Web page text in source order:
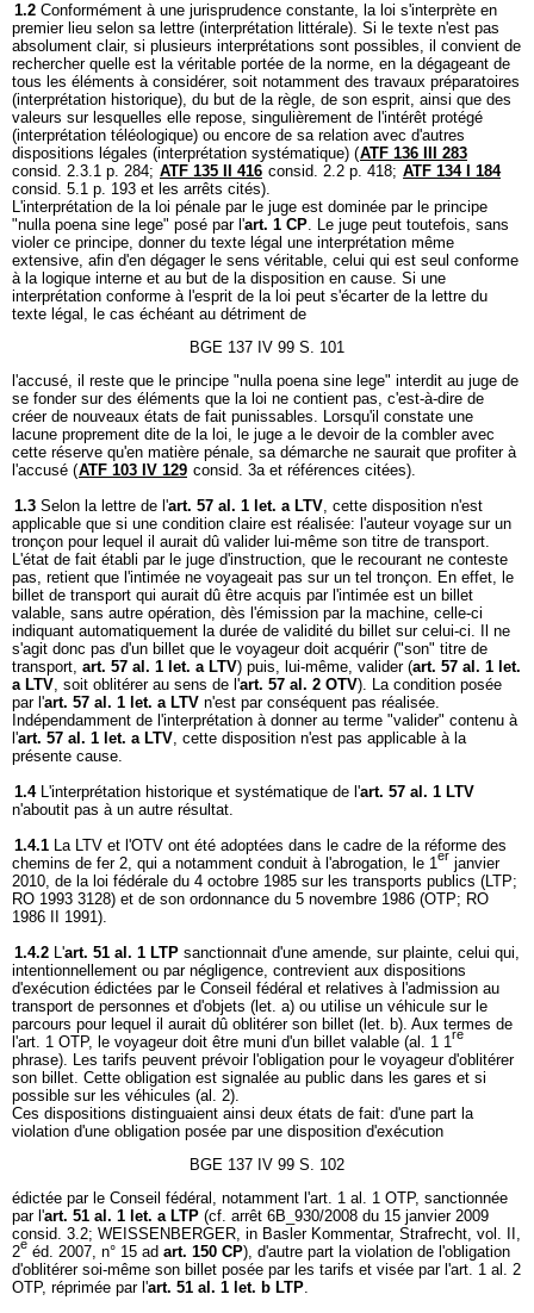
1.2 Conformément à une jurisprudence constante, la loi s'interprète en
premier lieu selon sa lettre (interprétation littérale). Si le texte n'est pas
absolument clair, si plusieurs interprétations sont possibles, il convient de
rechercher quelle est la véritable portée de la norme, en la dégageant de
tous les éléments à considérer, soit notamment des travaux préparatoires
(interprétation historique), du but de la règle, de son esprit, ainsi que des
valeurs sur lesquelles elle repose, singulièrement de l'intérêt protégé
(interprétation téléologique) ou encore de sa relation avec d'autres
dispositions légales (interprétation systématique) (ATF 136 III 283
consid. 2.3.1 p. 284; ATF 135 II 416 consid. 2.2 p. 418; ATF 134 I 184
consid. 5.1 p. 193 et les arrêts cités).
L'interprétation de la loi pénale par le juge est dominée par le principe
"nulla poena sine lege" posé par l'art. 1 CP. Le juge peut toutefois, sans
violer ce principe, donner du texte légal une interprétation même
extensive, afin d'en dégager le sens véritable, celui qui est seul conforme
à la logique interne et au but de la disposition en cause. Si une
interprétation conforme à l'esprit de la loi peut s'écarter de la lettre du
texte légal, le cas échéant au détriment de
BGE 137 IV 99 S. 101
l'accusé, il reste que le principe "nulla poena sine lege" interdit au juge de
se fonder sur des éléments que la loi ne contient pas, c'est-à-dire de
créer de nouveaux états de fait punissables. Lorsqu'il constate une
lacune proprement dite de la loi, le juge a le devoir de la combler avec
cette réserve qu'en matière pénale, sa démarche ne saurait que profiter à
l'accusé (ATF 103 IV 129 consid. 3a et références citées).
1.3 Selon la lettre de l'art. 57 al. 1 let. a LTV, cette disposition n'est
applicable que si une condition claire est réalisée: l'auteur voyage sur un
tronçon pour lequel il aurait dû valider lui-même son titre de transport.
L'état de fait établi par le juge d'instruction, que le recourant ne conteste
pas, retient que l'intimée ne voyageait pas sur un tel tronçon. En effet, le
billet de transport qui aurait dû être acquis par l'intimée est un billet
valable, sans autre opération, dès l'émission par la machine, celle-ci
indiquant automatiquement la durée de validité du billet sur celui-ci. Il ne
s'agit donc pas d'un billet que le voyageur doit acquérir ("son" titre de
transport, art. 57 al. 1 let. a LTV) puis, lui-même, valider (art. 57 al. 1 let.
a LTV, soit oblitérer au sens de l'art. 57 al. 2 OTV). La condition posée
par l'art. 57 al. 1 let. a LTV n'est par conséquent pas réalisée.
Indépendamment de l'interprétation à donner au terme "valider" contenu à
l'art. 57 al. 1 let. a LTV, cette disposition n'est pas applicable à la
présente cause.
1.4 L'interprétation historique et systématique de l'art. 57 al. 1 LTV
n'aboutit pas à un autre résultat.
1.4.1 La LTV et l'OTV ont été adoptées dans le cadre de la réforme des
chemins de fer 2, qui a notamment conduit à l'abrogation, le 1er janvier
2010, de la loi fédérale du 4 octobre 1985 sur les transports publics (LTP;
RO 1993 3128) et de son ordonnance du 5 novembre 1986 (OTP; RO
1986 II 1991).
1.4.2 L'art. 51 al. 1 LTP sanctionnait d'une amende, sur plainte, celui qui,
intentionnellement ou par négligence, contrevient aux dispositions
d'exécution édictées par le Conseil fédéral et relatives à l'admission au
transport de personnes et d'objets (let. a) ou utilise un véhicule sur le
parcours pour lequel il aurait dû oblitérer son billet (let. b). Aux termes de
l'art. 1 OTP, le voyageur doit être muni d'un billet valable (al. 1 1re
phrase). Les tarifs peuvent prévoir l'obligation pour le voyageur d'oblitérer
son billet. Cette obligation est signalée au public dans les gares et si
possible sur les véhicules (al. 2).
Ces dispositions distinguaient ainsi deux états de fait: d'une part la
violation d'une obligation posée par une disposition d'exécution
BGE 137 IV 99 S. 102
édictée par le Conseil fédéral, notamment l'art. 1 al. 1 OTP, sanctionnée
par l'art. 51 al. 1 let. a LTP (cf. arrêt 6B_930/2008 du 15 janvier 2009
consid. 3.2; WEISSENBERGER, in Basler Kommentar, Strafrecht, vol. II,
2e éd. 2007, n° 15 ad art. 150 CP), d'autre part la violation de l'obligation
d'oblitérer soi-même son billet posée par les tarifs et visée par l'art. 1 al. 2
OTP, réprimée par l'art. 51 al. 1 let. b LTP.